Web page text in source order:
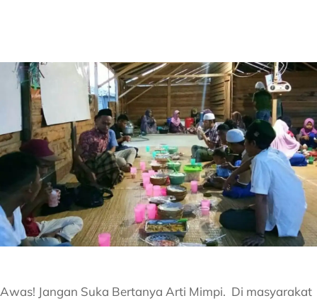
Awas! Jangan Suka Bertanya Arti Mimpi. Di masyarakat